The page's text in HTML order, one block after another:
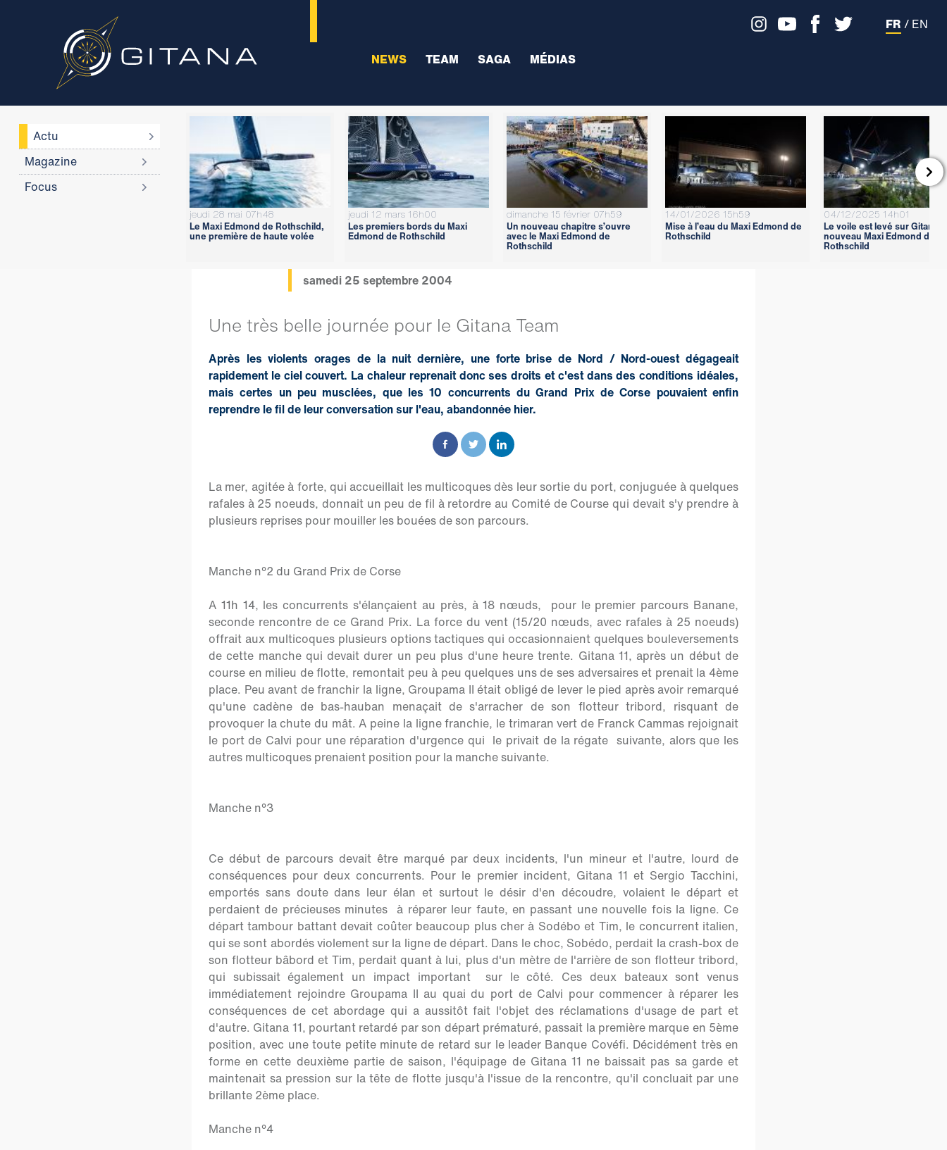
NEWS TEAM SAGA MÉDIAS
FR / EN
Actu
Magazine
Focus
jeudi 28 mai 07h48
Le Maxi Edmond de Rothschild,
une première de haute volée
jeudi 12 mars 16h00
Les premiers bords du Maxi
Edmond de Rothschild
dimanche 15 février 07h59
Un nouveau chapitre s’ouvre
avec le Maxi Edmond de
Rothschild
14/01/2026 15h59
Mise à l’eau du Maxi Edmond de
Rothschild
04/12/2025 14h01
Le voile est levé sur Gitana
nouveau Maxi Edmond de
Rothschild

samedi 25 septembre 2004
Une très belle journée pour le Gitana Team
Après les violents orages de la nuit dernière, une forte brise de Nord / Nord-ouest dégageait
rapidement le ciel couvert. La chaleur reprenait donc ses droits et c'est dans des conditions idéales,
mais certes un peu musclées, que les 10 concurrents du Grand Prix de Corse pouvaient enfin
reprendre le fil de leur conversation sur l'eau, abandonnée hier.
La mer, agitée à forte, qui accueillait les multicoques dès leur sortie du port, conjuguée à quelques
rafales à 25 noeuds, donnait un peu de fil à retordre au Comité de Course qui devait s'y prendre à
plusieurs reprises pour mouiller les bouées de son parcours.
Manche n°2 du Grand Prix de Corse
A 11h 14, les concurrents s'élançaient au près, à 18 nœuds, pour le premier parcours Banane,
seconde rencontre de ce Grand Prix. La force du vent (15/20 nœuds, avec rafales à 25 noeuds)
offrait aux multicoques plusieurs options tactiques qui occasionnaient quelques bouleversements
de cette manche qui devait durer un peu plus d'une heure trente. Gitana 11, après un début de
course en milieu de flotte, remontait peu à peu quelques uns de ses adversaires et prenait la 4ème
place. Peu avant de franchir la ligne, Groupama II était obligé de lever le pied après avoir remarqué
qu'une cadène de bas-hauban menaçait de s'arracher de son flotteur tribord, risquant de
provoquer la chute du mât. A peine la ligne franchie, le trimaran vert de Franck Cammas rejoignait
le port de Calvi pour une réparation d'urgence qui le privait de la régate suivante, alors que les
autres multicoques prenaient position pour la manche suivante.
Manche n°3
Ce début de parcours devait être marqué par deux incidents, l'un mineur et l'autre, lourd de
conséquences pour deux concurrents. Pour le premier incident, Gitana 11 et Sergio Tacchini,
emportés sans doute dans leur élan et surtout le désir d'en découdre, volaient le départ et
perdaient de précieuses minutes à réparer leur faute, en passant une nouvelle fois la ligne. Ce
départ tambour battant devait coûter beaucoup plus cher à Sodébo et Tim, le concurrent italien,
qui se sont abordés violement sur la ligne de départ. Dans le choc, Sobédo, perdait la crash-box de
son flotteur bâbord et Tim, perdait quant à lui, plus d'un mètre de l'arrière de son flotteur tribord,
qui subissait également un impact important sur le côté. Ces deux bateaux sont venus
immédiatement rejoindre Groupama II au quai du port de Calvi pour commencer à réparer les
conséquences de cet abordage qui a aussitôt fait l'objet des réclamations d'usage de part et
d'autre. Gitana 11, pourtant retardé par son départ prématuré, passait la première marque en 5ème
position, avec une toute petite minute de retard sur le leader Banque Covéfi. Décidément très en
forme en cette deuxième partie de saison, l'équipage de Gitana 11 ne baissait pas sa garde et
maintenait sa pression sur la tête de flotte jusqu'à l'issue de la rencontre, qu'il concluait par une
brillante 2ème place.
Manche n°4